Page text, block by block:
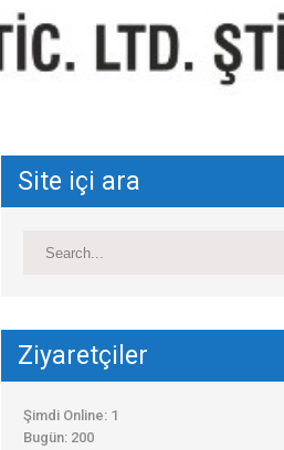
Site içi ara
Ziyaretçiler
Şimdi Online: 1
Bugün: 200